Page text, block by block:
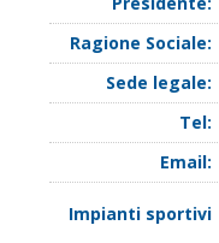
Ragione Sociale:
Sede legale:
Tel:
Email:
Impianti sportivi